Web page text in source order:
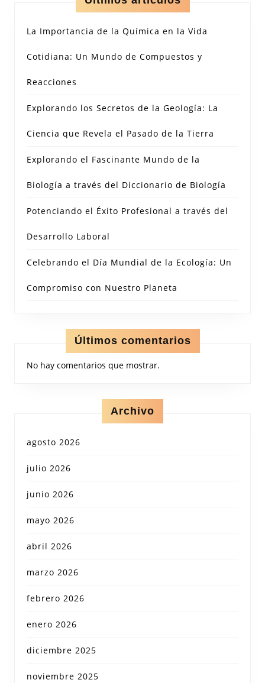
La Importancia de la Química en la Vida
Cotidiana: Un Mundo de Compuestos y
Reacciones
Explorando los Secretos de la Geología: La
Ciencia que Revela el Pasado de la Tierra
Explorando el Fascinante Mundo de la
Biología a través del Diccionario de Biología
Potenciando el Éxito Profesional a través del
Desarrollo Laboral
Celebrando el Día Mundial de la Ecología: Un
Compromiso con Nuestro Planeta
Últimos comentarios
No hay comentarios que mostrar.
Archivo
agosto 2026
julio 2026
junio 2026
mayo 2026
abril 2026
marzo 2026
febrero 2026
enero 2026
diciembre 2025
noviembre 2025